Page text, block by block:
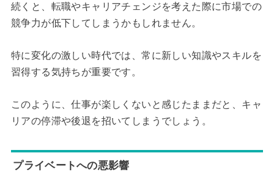
続くと、転職やキャリアチェンジを考えた際に市場での
競争力が低下してしまうかもしれません。
特に変化の激しい時代では、常に新しい知識やスキルを
習得する気持ちが重要です。
このように、仕事が楽しくないと感じたままだと、キャ
リアの停滞や後退を招いてしまうでしょう。
プライベートへの悪影響